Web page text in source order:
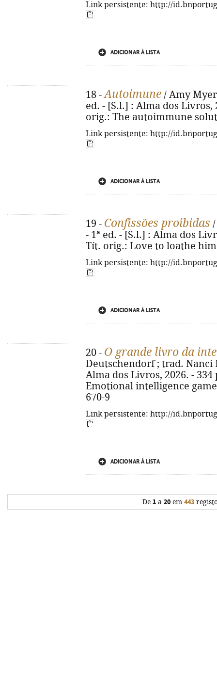
Link persistente: http://
ADICIONAR À LISTA
18 -Autoimune / Amy
ed. - [S.l.] : Alma dos Livros,
orig.: The autoimmune
Link persistente: http://
ADICIONAR À LISTA
19 - Confissões proibidas
- 1ª ed. - [S.l.] : Alma dos
Tít. orig.: Love to loathe him.
Link persistente: http://
ADICIONAR À LISTA
20 - O grande livro da
Deutschendorf ; trad. Nanci
Alma dos Livros, 2026. -
Emotional intelligence game
670-9
Link persistente: http://
ADICIONAR À LISTA
De 1 a 20 em 443